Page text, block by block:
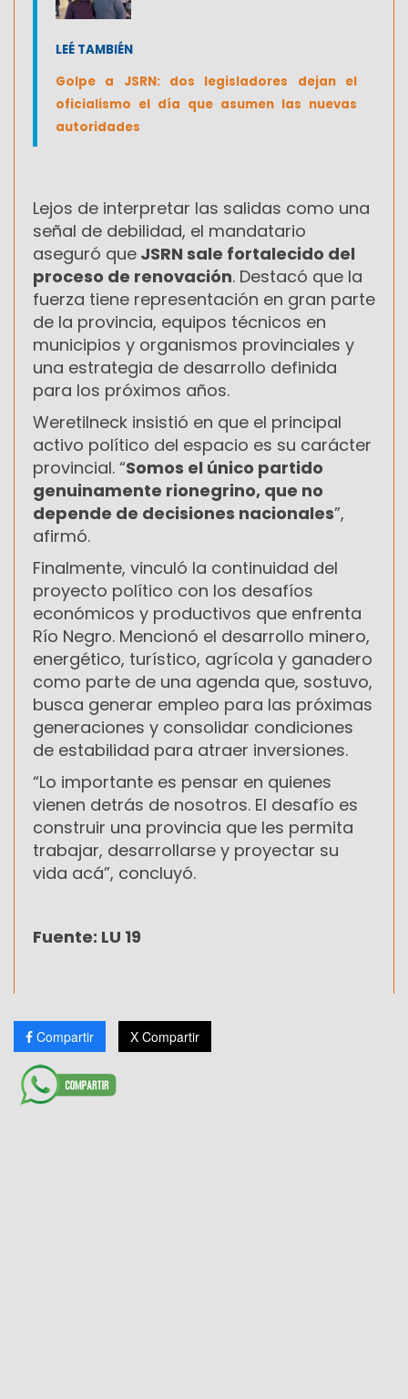
LEÉ TAMBIÉN
Golpe a JSRN: dos legisladores dejan el
oficialismo el día que asumen las nuevas
autoridades
Lejos de interpretar las salidas como una
señal de debilidad, el mandatario
aseguró que JSRN sale fortalecido del
proceso de renovación. Destacó que la
fuerza tiene representación en gran parte
de la provincia, equipos técnicos en
municipios y organismos provinciales y
una estrategia de desarrollo definida
para los próximos años.
Weretilneck insistió en que el principal
activo político del espacio es su carácter
provincial. “Somos el único partido
genuinamente rionegrino, que no
depende de decisiones nacionales”,
afirmó.
Finalmente, vinculó la continuidad del
proyecto político con los desafíos
económicos y productivos que enfrenta
Río Negro. Mencionó el desarrollo minero,
energético, turístico, agrícola y ganadero
como parte de una agenda que, sostuvo,
busca generar empleo para las próximas
generaciones y consolidar condiciones
de estabilidad para atraer inversiones.
“Lo importante es pensar en quienes
vienen detrás de nosotros. El desafío es
construir una provincia que les permita
trabajar, desarrollarse y proyectar su
vida acá”, concluyó.
Fuente: LU 19
Compartir X Compartir